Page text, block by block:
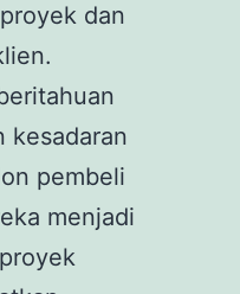
dan
kesadaran
pembeli
menjadi